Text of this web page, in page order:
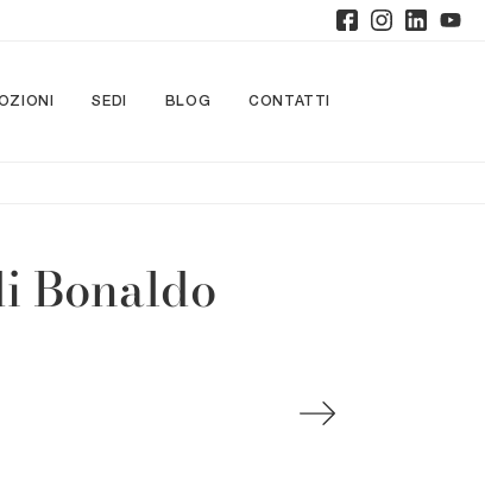
SEDI BLOG CONTATTI
Bonaldo